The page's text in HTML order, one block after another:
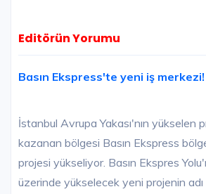
Editörün Yorumu
Basın Ekspress'te yeni iş merkezi!
İstanbul Avrupa Yakası'nın yükselen
kazanan bölgesi Basın Ekspress
projesi yükseliyor. Basın Ekspres
üzerinde yükselecek yeni projenin